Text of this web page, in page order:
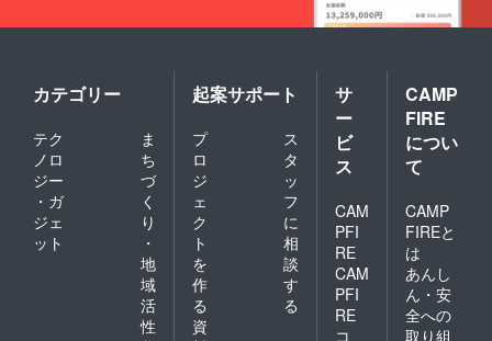
カテゴリー
テク
ノロ
ジー
・ガ
ジェ
ット
ま
ち
づ
く
り
・
地
域
活
性
起案サポート
プ
ロ
ジ
ェ
ク
ト
を
作
る
ス
タ
ッ
フ
に
相
談
す
る
資
サ
ー
ビ
ス
CAM
PFI
RE
CAM
PFI
RE
コ
CAMP
FIRE
につい
て
CAMP
FIREと
は
あんし
ん・安
全への
取り組